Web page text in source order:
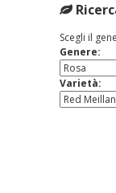
Scegli il
Genere:
Varietà: